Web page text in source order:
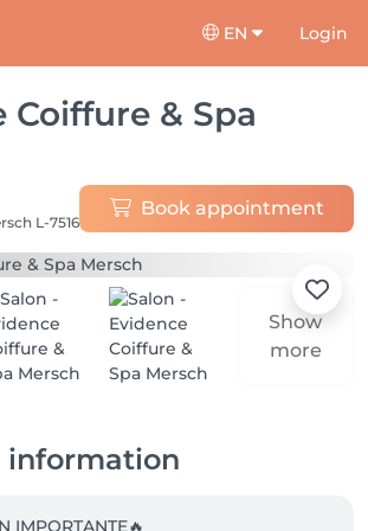
EN Login
Coiffure & Spa
L-7516
Book appointment
Show
more
IMPORTANTE🔥